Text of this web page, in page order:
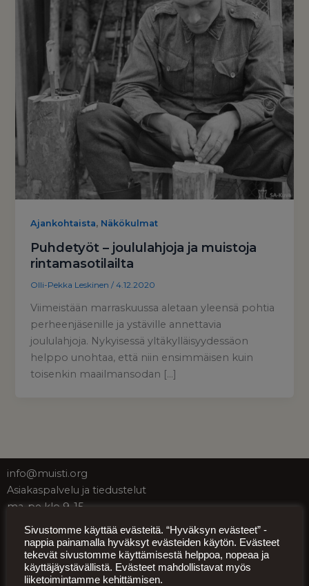
Ajankohtaista, Näkökulmat
Puhdetyöt – joululahjoja ja muistoja
rintamasotilailta
Olli-Pekka Leskinen/4.12.2020
Viimeistään marraskuussa aletaan yleensä pohtia
perheenjäsenille ja ystäville annettavia
joululahjoja. Nykyisessä yltäkylläisyydessäon
helppo unohtaa, että niin ensimmäisen kuin
toisenkin maailmansodan […]
info@muisti.org
Asiakaspalvelu ja tiedustelut
ma-pe klo 9-15
+358 50 552 4233
Pääsyliput
Sivustomme käyttää evästeitä. “Hyväksyn evästeet” -
nappia painamalla hyväksyt evästeiden käytön. Evästeet
tekevät sivustomme käyttämisestä helppoa, nopeaa ja
käyttäjäystävällistä. Evästeet mahdollistavat myös
liiketoimintamme kehittämisen.